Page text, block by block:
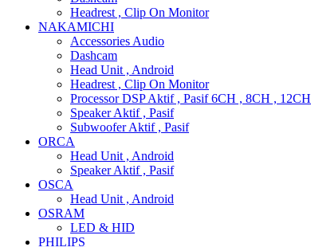
Headrest , Clip On Monitor
NAKAMICHI
Accessories Audio
Dashcam
Head Unit , Android
Headrest , Clip On Monitor
Processor DSP Aktif , Pasif 6CH , 8CH , 12CH
Speaker Aktif , Pasif
Subwoofer Aktif , Pasif
ORCA
Head Unit , Android
Speaker Aktif , Pasif
OSCA
Head Unit , Android
OSRAM
LED & HID
PHILIPS